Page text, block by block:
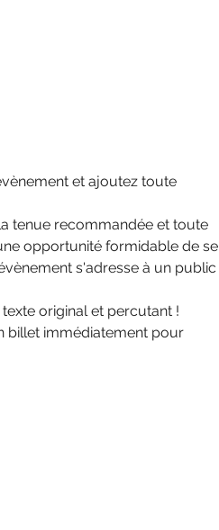
et ajoutez toute
tenue recommandée et toute
opportunité formidable de se
s'adresse à un public
original et percutant !
billet immédiatement pour